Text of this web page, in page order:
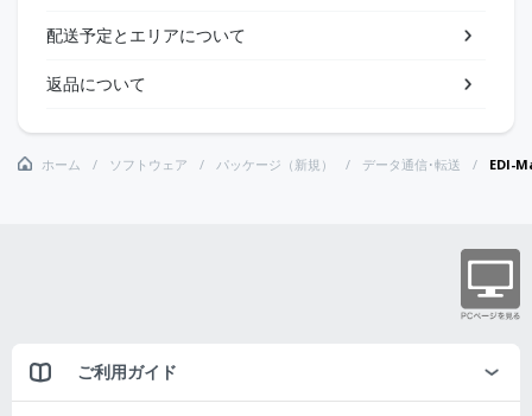
配送予定とエリアについて
返品について
ホーム ソフトウェア パッケージ（新規） データ通信･転送 EDI-
ご利用ガイド